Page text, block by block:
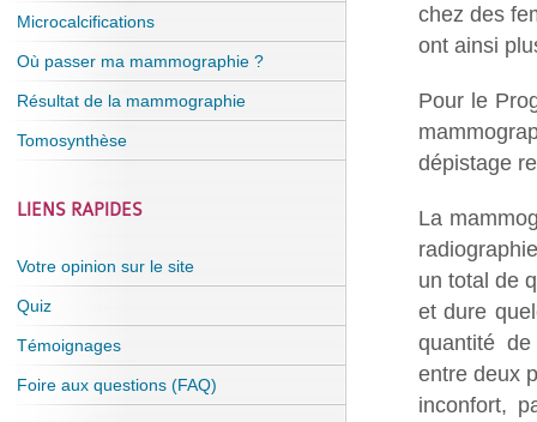
chez des
ont ainsi
Pour le
dépistage
La
un total de
et dure
quantité
entre deux
inconfort,
Microcalcifications
Où passer ma mammographie ?
Résultat de la mammographie
Tomosynthèse
LIENS RAPIDES
Votre opinion sur le site
Quiz
Témoignages
Foire aux questions (FAQ)